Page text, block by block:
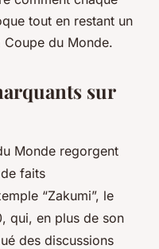
tout en restant un
du Monde.
sur
Monde regorgent
faits
“Zakumi”, le
qui, en plus de son
des discussions